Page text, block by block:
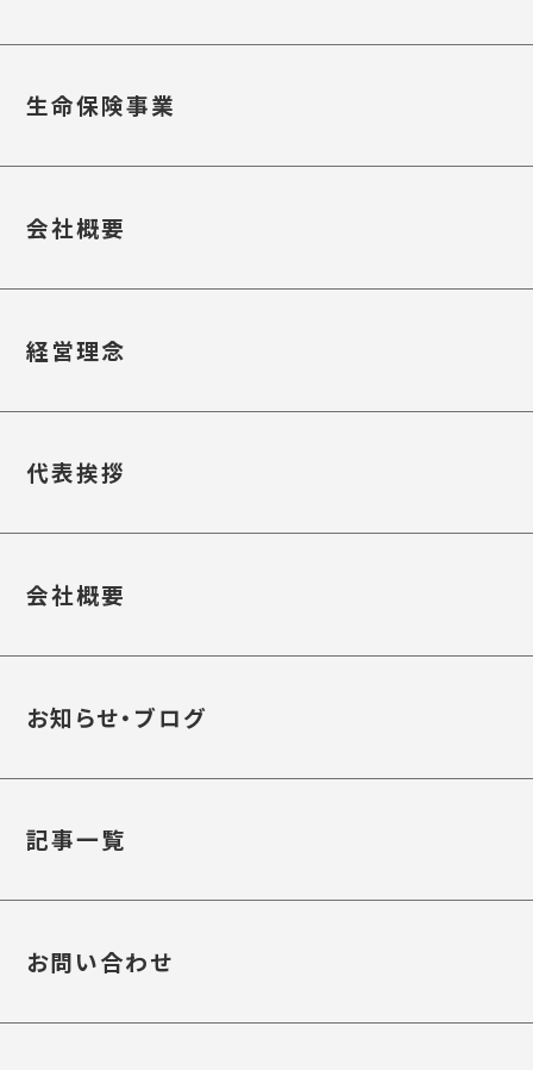
生命保険事業
会社概要
経営理念
代表挨拶
会社概要
お知らせ・ブログ
記事一覧
お問い合わせ